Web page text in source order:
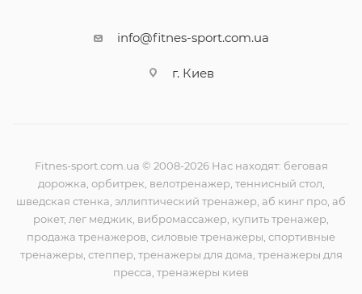
info@fitnes-sport.com.ua
г. Киев
Fitnes-sport.com.ua © 2008-2026 Нас находят: беговая
дорожка, орбитрек, велотренажер, теннисный стол,
шведская стенка, эллиптический тренажер, аб кинг про, аб
рокет, лег меджик, вибромассажер, купить тренажер,
продажа тренажеров, силовые тренажеры, спортивные
тренажеры, степпер, тренажеры для дома, тренажеры для
пресса, тренажеры киев